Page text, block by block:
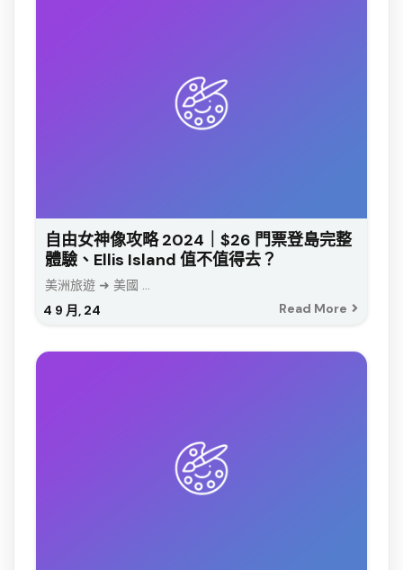
自由女神像攻略 2024｜$26 門票登島完整
體驗、Ellis Island 值不值得去？
4 9 月, 24
美洲旅遊 ➜ 美國 ...
Read More